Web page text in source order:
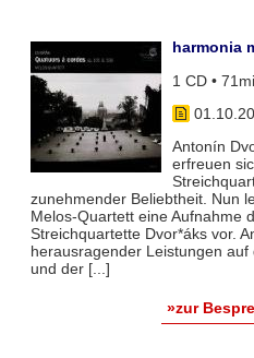
harmonia
1 CD •
Antonín
erfreuen
zunehmender Beliebtheit. Nun
Melos-Quartett eine Aufnahme
Streichquartette Dvor*áks vor.
herausragender Leistungen
und der [...]
»zur